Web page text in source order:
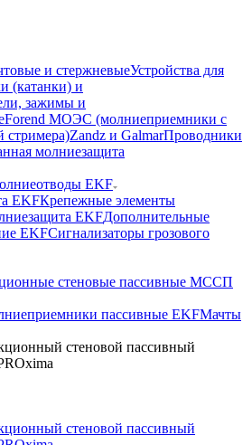
и стержневыеУстройства для
(катанки) и
зажимы и
Forend МОЭС (молниеприемники с
стримера)Zandz и GalmarПроводники
молниезащита
EKF
EKFКрепежные элементы
EKFДополнительные
EKFСигнализаторы грозового
стеновые пассивные МССП
пассивные EKFМачты
стеновой пассивный